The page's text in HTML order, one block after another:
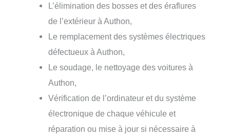
L’élimination des bosses et des éraflures
de l’extérieur à Authon,
Le remplacement des systèmes électriques
défectueux à Authon,
Le soudage, le nettoyage des voitures à
Authon,
Vérification de l’ordinateur et du système
électronique de chaque véhicule et
réparation ou mise à jour si nécessaire à